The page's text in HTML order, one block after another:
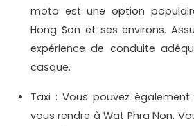
moto est une option
Hong Son et ses environs.
expérience de conduite
casque.
Taxi : Vous pouvez
vous rendre à Wat Phra Non.